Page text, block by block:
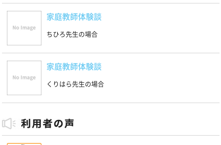
家庭教師体験談
ちひろ先生の場合
家庭教師体験談
くりはら先生の場合